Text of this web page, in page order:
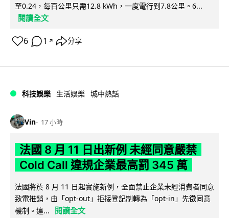
至0.24，每百公里只需12.8 kWh，一度電行到7.8公里。6...
閱讀全文
6 1 ↗ 分享
科技娛樂 生活娛樂 城中熱話
Vin 17 小時
法國 8 月 11 日出新例 未經同意嚴禁
Cold Call 違規企業最高罰 345 萬
法國將於 8 月 11 日起實施新例，全面禁止企業未經消費者同意
致電推銷，由「opt-out」拒接登記制轉為「opt-in」先徵同意
機制。違...
閱讀全文